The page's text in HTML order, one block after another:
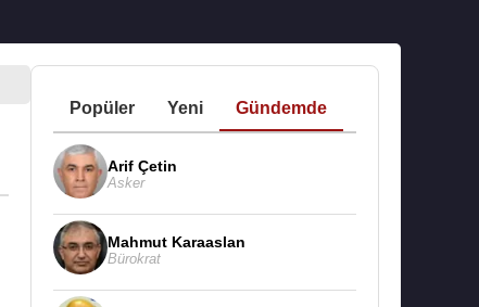
Popüler Yeni Gündemde
Arif Çetin
Asker
Mahmut Karaaslan
Bürokrat